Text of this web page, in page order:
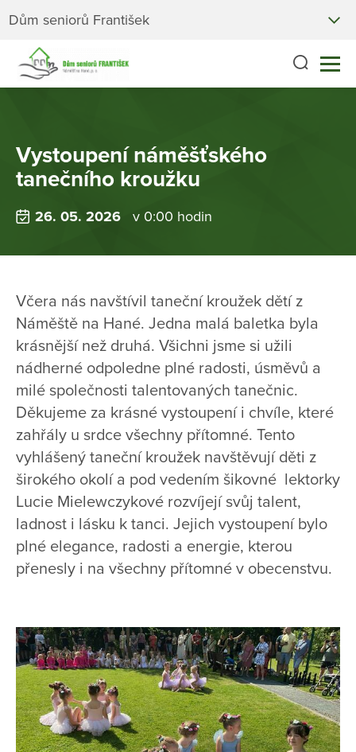
Dům seniorů František
Vystoupení náměšťského
tanečního kroužku
26. 05. 2026 v 0:00 hodin
Včera nás navštívil taneční kroužek dětí z
Náměště na Hané. Jedna malá baletka byla
krásnější než druhá. Všichni jsme si užili
nádherné odpoledne plné radosti, úsměvů a
milé společnosti talentovaných tanečnic.
Děkujeme za krásné vystoupení i chvíle, které
zahřály u srdce všechny přítomné. Tento
vyhlášený taneční kroužek navštěvují děti z
širokého okolí a pod vedením šikovné lektorky
Lucie Mielewczykové rozvíjejí svůj talent,
ladnost i lásku k tanci. Jejich vystoupení bylo
plné elegance, radosti a energie, kterou
přenesly i na všechny přítomné v obecenstvu.